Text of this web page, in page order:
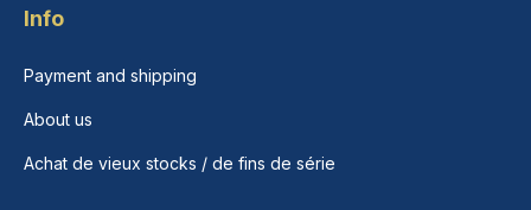
Info
Payment and shipping
About us
Achat de vieux stocks / de fins de série